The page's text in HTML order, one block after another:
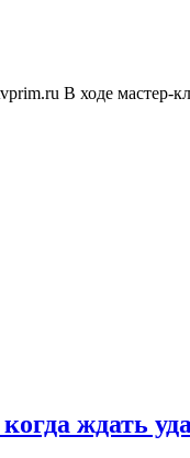
В ходе мастер-
ждать